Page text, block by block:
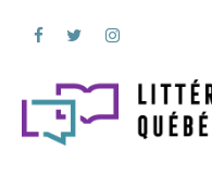
principal